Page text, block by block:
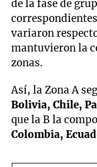
de la fase de
variaron
mantuvieron la
zonas.
Así, la Zona A
Bolivia, Chile,
que la B la
Colombia,